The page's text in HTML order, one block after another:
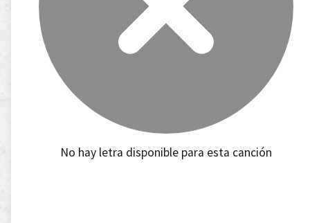
No hay letra disponible para esta canción